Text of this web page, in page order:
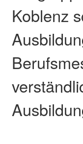
Koblenz